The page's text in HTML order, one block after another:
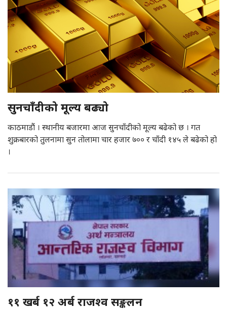
सुनचाँदीको मूल्य बढ्यो
काठमाडौं । स्थानीय बजारमा आज सुनचाँदीको मूल्य बढेको छ । गत
शुक्रबारको तुलनामा सुन तोलामा चार हजार ७०० र चाँदी १४५ ले बढेको हो
।
११ खर्ब १२ अर्ब राजश्व सङ्कलन